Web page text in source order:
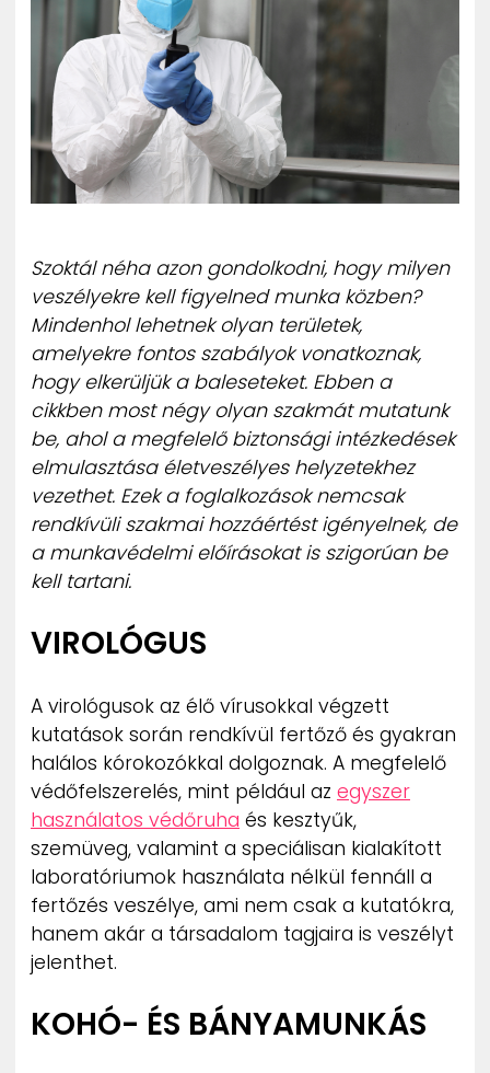
ZENE
MÉDIAAJÁNLAT
IMPRESSZUM
PR-ARCHÍVUM
ADATKEZELÉSI TÁJÉKOZTATÓ
Szoktál néha azon gondolkodni, hogy milyen
veszélyekre kell figyelned munka közben?
Mindenhol lehetnek olyan területek,
amelyekre fontos szabályok vonatkoznak,
hogy elkerüljük a baleseteket. Ebben a
cikkben most négy olyan szakmát mutatunk
be, ahol a megfelelő biztonsági intézkedések
elmulasztása életveszélyes helyzetekhez
vezethet. Ezek a foglalkozások nemcsak
rendkívüli szakmai hozzáértést igényelnek, de
a munkavédelmi előírásokat is szigorúan be
kell tartani.
VIROLÓGUS
A virológusok az élő vírusokkal végzett
kutatások során rendkívül fertőző és gyakran
halálos kórokozókkal dolgoznak. A megfelelő
védőfelszerelés, mint például az egyszer
használatos védőruha és kesztyűk,
szemüveg, valamint a speciálisan kialakított
laboratóriumok használata nélkül fennáll a
fertőzés veszélye, ami nem csak a kutatókra,
hanem akár a társadalom tagjaira is veszélyt
jelenthet.
KOHÓ- ÉS BÁNYAMUNKÁS